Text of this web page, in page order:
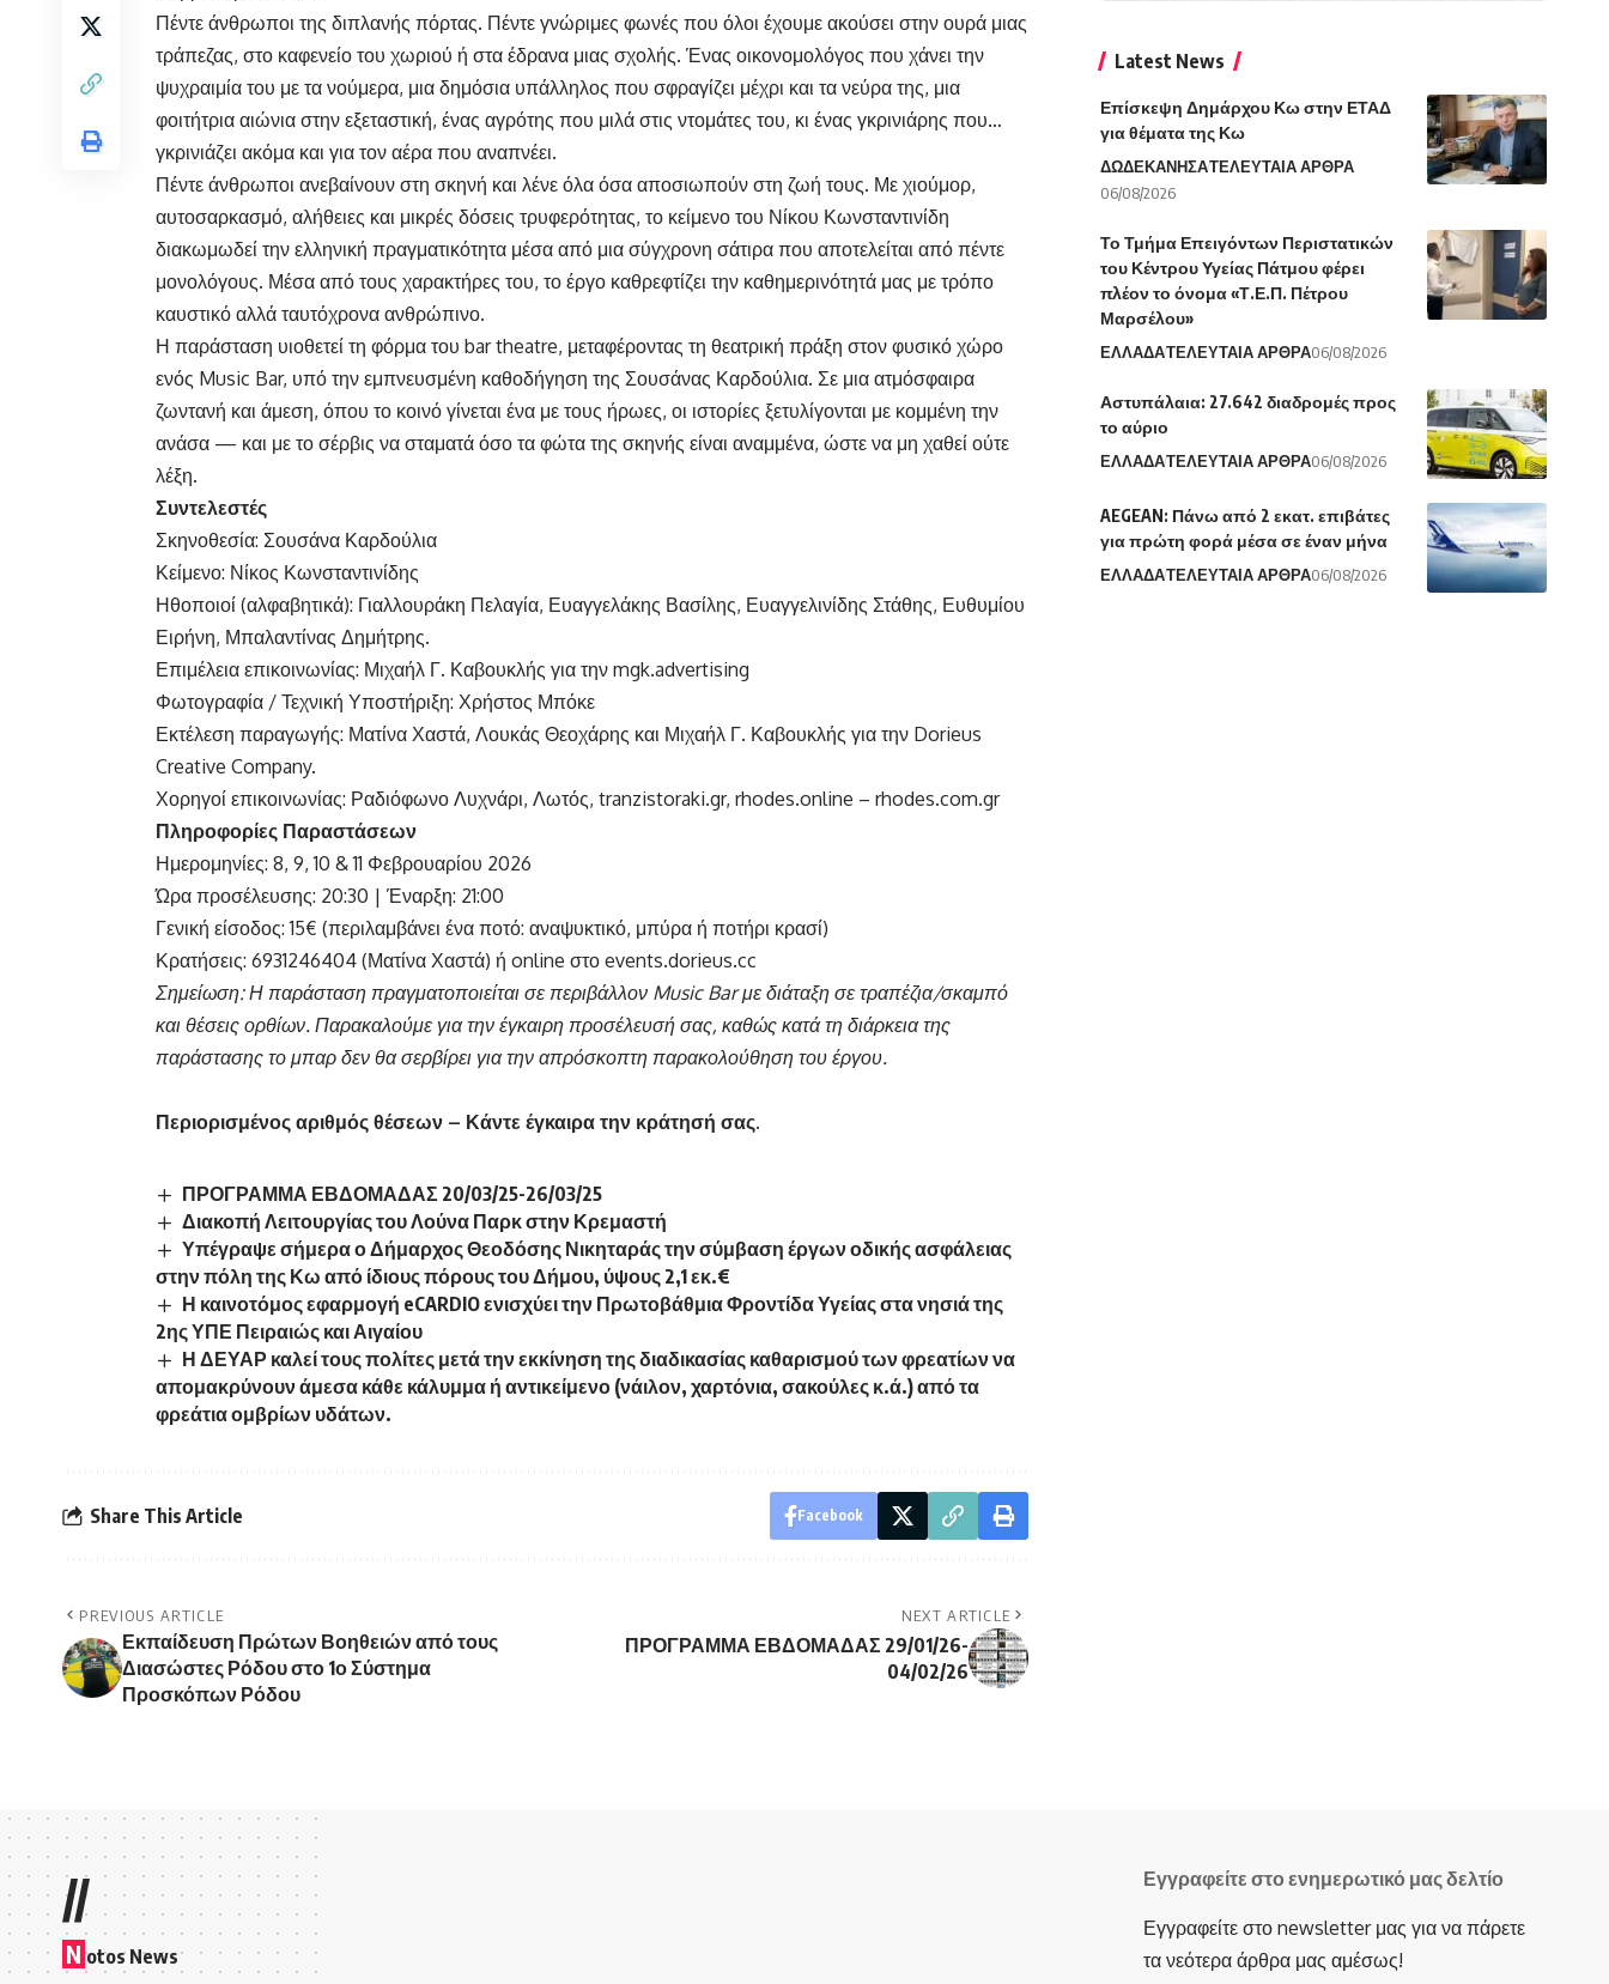
Πέντε άνθρωποι της διπλανής πόρτας. Πέντε γνώριμες φωνές που όλοι έχουμε ακούσει στην ουρά μιας
τράπεζας, στο καφενείο του χωριού ή στα έδρανα μιας σχολής. Ένας οικονομολόγος που χάνει την
ψυχραιμία του με τα νούμερα, μια δημόσια υπάλληλος που σφραγίζει μέχρι και τα νεύρα της, μια
φοιτήτρια αιώνια στην εξεταστική, ένας αγρότης που μιλά στις ντομάτες του, κι ένας γκρινιάρης που…
γκρινιάζει ακόμα και για τον αέρα που αναπνέει.
Πέντε άνθρωποι ανεβαίνουν στη σκηνή και λένε όλα όσα αποσιωπούν στη ζωή τους. Με χιούμορ,
αυτοσαρκασμό, αλήθειες και μικρές δόσεις τρυφερότητας, το κείμενο του Νίκου Κωνσταντινίδη
διακωμωδεί την ελληνική πραγματικότητα μέσα από μια σύγχρονη σάτιρα που αποτελείται από πέντε
μονολόγους. Μέσα από τους χαρακτήρες του, το έργο καθρεφτίζει την καθημερινότητά μας με τρόπο
καυστικό αλλά ταυτόχρονα ανθρώπινο.
Η παράσταση υιοθετεί τη φόρμα του bar theatre, μεταφέροντας τη θεατρική πράξη στον φυσικό χώρο
ενός Music Bar, υπό την εμπνευσμένη καθοδήγηση της Σουσάνας Καρδούλια. Σε μια ατμόσφαιρα
ζωντανή και άμεση, όπου το κοινό γίνεται ένα με τους ήρωες, οι ιστορίες ξετυλίγονται με κομμένη την
ανάσα — και με το σέρβις να σταματά όσο τα φώτα της σκηνής είναι αναμμένα, ώστε να μη χαθεί ούτε
λέξη.
Συντελεστές
Σκηνοθεσία: Σουσάνα Καρδούλια
Κείμενο: Νίκος Κωνσταντινίδης
Ηθοποιοί (αλφαβητικά): Γιαλλουράκη Πελαγία, Ευαγγελάκης Βασίλης, Ευαγγελινίδης Στάθης, Ευθυμίου
Ειρήνη, Μπαλαντίνας Δημήτρης.
Επιμέλεια επικοινωνίας: Μιχαήλ Γ. Καβουκλής για την mgk.advertising
Φωτογραφία / Τεχνική Υποστήριξη: Χρήστος Μπόκε
Εκτέλεση παραγωγής: Ματίνα Χαστά, Λουκάς Θεοχάρης και Μιχαήλ Γ. Καβουκλής για την Dorieus
Creative Company.
Χορηγοί επικοινωνίας: Ραδιόφωνο Λυχνάρι, Λωτός, tranzistoraki.gr, rhodes.online – rhodes.com.gr
Πληροφορίες Παραστάσεων
Ημερομηνίες: 8, 9, 10 & 11 Φεβρουαρίου 2026
Ώρα προσέλευσης: 20:30 | Έναρξη: 21:00
Γενική είσοδος: 15€ (περιλαμβάνει ένα ποτό: αναψυκτικό, μπύρα ή ποτήρι κρασί)
Κρατήσεις: 6931246404 (Ματίνα Χαστά) ή online στο events.dorieus.cc
Σημείωση: Η παράσταση πραγματοποιείται σε περιβάλλον Music Barμε διάταξη σε τραπέζια/σκαμπό
και θέσεις ορθίων. Παρακαλούμε για την έγκαιρη προσέλευσή σας, καθώς κατά τη διάρκεια της
παράστασης το μπαρ δεν θα σερβίρει για την απρόσκοπτη παρακολούθηση του έργου.
Περιορισμένος αριθμός θέσεων – Κάντε έγκαιρα την κράτησή σας.
ΠΡΟΓΡΑΜΜΑ ΕΒΔΟΜΑΔΑΣ 20/03/25-26/03/25
Διακοπή Λειτουργίας του Λούνα Παρκ στην Κρεμαστή
Υπέγραψε σήμερα ο Δήμαρχος Θεοδόσης Νικηταράς την σύμβαση έργων οδικής ασφάλειας
στην πόλη της Κω από ίδιους πόρους του Δήμου, ύψους 2,1 εκ.€
Η καινοτόμος εφαρμογή eCARDIO ενισχύει την Πρωτοβάθμια Φροντίδα Υγείας στα νησιά της
2ης ΥΠΕ Πειραιώς και Αιγαίου
Η ΔΕΥΑΡ καλεί τους πολίτες μετά την εκκίνηση της διαδικασίας καθαρισμού των φρεατίων να
απομακρύνουν άμεσα κάθε κάλυμμα ή αντικείμενο (νάιλον, χαρτόνια, σακούλες κ.ά.) από τα
φρεάτια ομβρίων υδάτων.
Share This Article Facebook
PREVIOUS ARTICLE
Εκπαίδευση Πρώτων Βοηθειών από τους
Διασώστες Ρόδου στο 1ο Σύστημα
Προσκόπων Ρόδου
NEXT ARTICLE
ΠΡΟΓΡΑΜΜΑ ΕΒΔΟΜΑΔΑΣ 29/01/26-
04/02/26
Latest News
Επίσκεψη Δημάρχου Κω στην ΕΤΑΔ
για θέματα της Κω
ΔΩΔΕΚΑΝΗΣΑΤΕΛΕΥΤΑΙΑ ΑΡΘΡΑ
06/08/2026
Το Τμήμα Επειγόντων Περιστατικών
του Κέντρου Υγείας Πάτμου φέρει
πλέον το όνομα «Τ.Ε.Π. Πέτρου
Μαρσέλου»
ΕΛΛΑΔΑΤΕΛΕΥΤΑΙΑ ΑΡΘΡΑ06/08/2026
Αστυπάλαια: 27.642 διαδρομές προς
το αύριο
ΕΛΛΑΔΑΤΕΛΕΥΤΑΙΑ ΑΡΘΡΑ06/08/2026
AEGEAN: Πάνω από 2 εκατ. επιβάτες
για πρώτη φορά μέσα σε έναν μήνα
ΕΛΛΑΔΑΤΕΛΕΥΤΑΙΑ ΑΡΘΡΑ06/08/2026
//
N otos News
Εγγραφείτε στο ενημερωτικό μας δελτίο
Εγγραφείτε στο newsletter μας για να πάρετε
τα νεότερα άρθρα μας αμέσως!